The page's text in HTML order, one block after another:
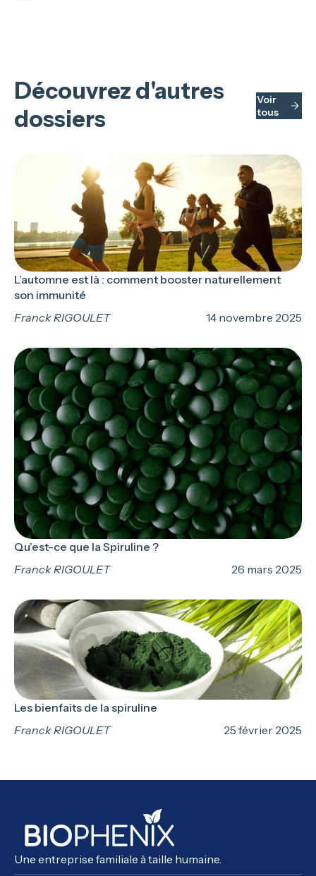
Découvrez d'autres
dossiers
Voir
tous
L’automne est là : comment booster naturellement
son immunité
Franck RIGOULET
14 novembre 2025
Qu’est-ce que la Spiruline ?
Franck RIGOULET
26 mars 2025
Les bienfaits de la spiruline
Franck RIGOULET
25 février 2025
Une entreprise familiale à taille humaine.